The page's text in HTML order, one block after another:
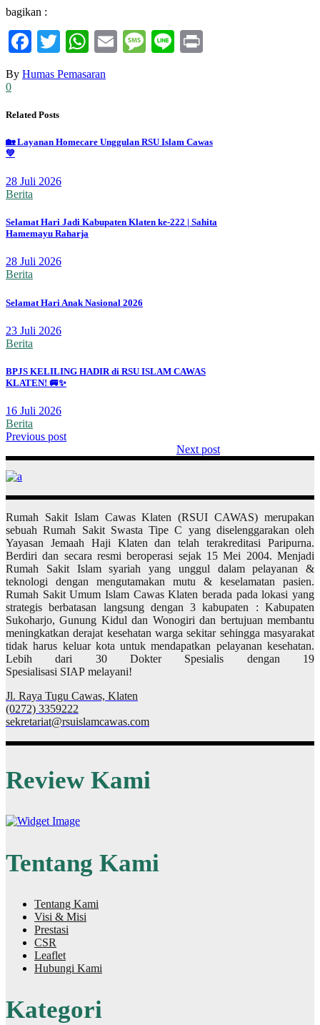
bagikan :
Facebook
TwitterWhatsApp
EmailMessage
Line
By Humas Pemasaran
0
Related Posts
🏡 Layanan Homecare Unggulan RSU Islam Cawas
💚
28 Juli 2026
Berita
Selamat Hari Jadi Kabupaten Klaten ke-222 | Sahita
Hamemayu Raharja
28 Juli 2026
Berita
Selamat Hari Anak Nasional 2026
23 Juli 2026
Berita
BPJS KELILING HADIR di RSU ISLAM CAWAS
KLATEN! 🚐✨
16 Juli 2026
Berita
Previous post
Next post
Rumah Sakit Islam Cawas Klaten (RSUI CAWAS) merupakan
sebuah Rumah Sakit Swasta Tipe C yang diselenggarakan oleh
Yayasan Jemaah Haji Klaten dan telah terakreditasi Paripurna.
Berdiri dan secara resmi beroperasi sejak 15 Mei 2004. Menjadi
Rumah Sakit Islam syariah yang unggul dalam pelayanan &
teknologi dengan mengutamakan mutu & keselamatan pasien.
Rumah Sakit Umum Islam Cawas Klaten berada pada lokasi yang
strategis berbatasan langsung dengan 3 kabupaten : Kabupaten
Sukoharjo, Gunung Kidul dan Wonogiri dan bertujuan membantu
meningkatkan derajat kesehatan warga sekitar sehingga masyarakat
tidak harus keluar kota untuk mendapatkan pelayanan kesehatan.
Lebih dari 30 Dokter Spesialis dengan 19
Spesialisasi SIAP melayani!
Jl. Raya Tugu Cawas, Klaten
(0272) 3359222
sekretariat@rsuislamcawas.com
Review Kami
Tentang Kami
Tentang Kami
Visi & Misi
Prestasi
CSR
Leaflet
Hubungi Kami
Kategori